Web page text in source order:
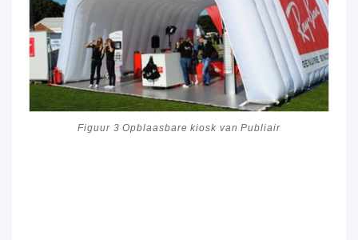
Figuur 3 Opblaasbare kiosk van Publiair